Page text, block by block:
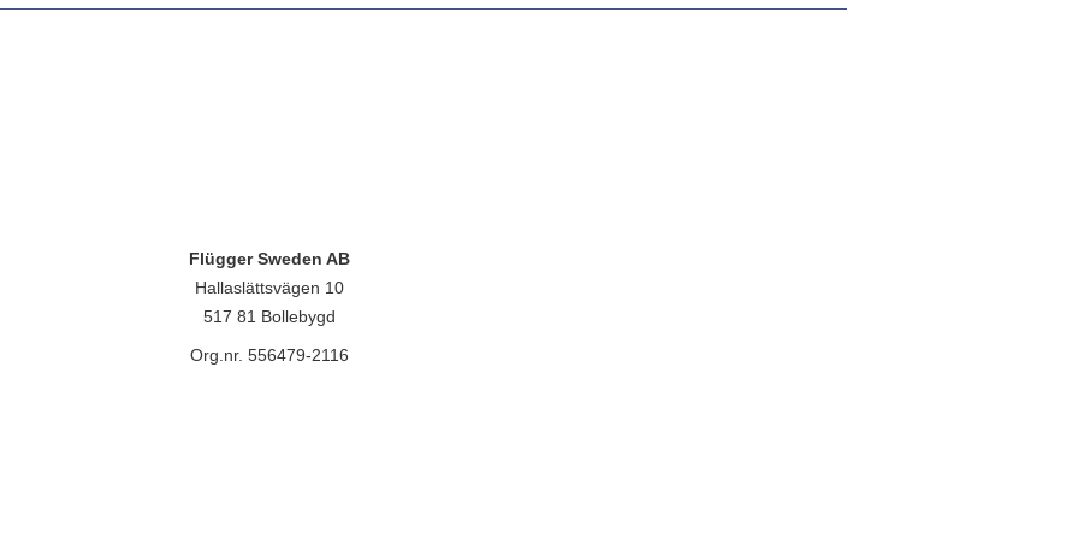
Flügger Sweden AB
Hallaslättsvägen 10
517 81 Bollebygd
Org.nr. 556479-2116